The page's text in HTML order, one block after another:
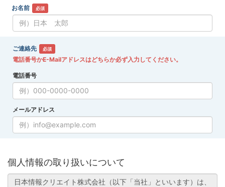
お名前 必須
ご連絡先 必須
電話番号かE-Mailアドレスはどちらか必ず入力してください。
電話番号
メールアドレス
個人情報の取り扱いについて